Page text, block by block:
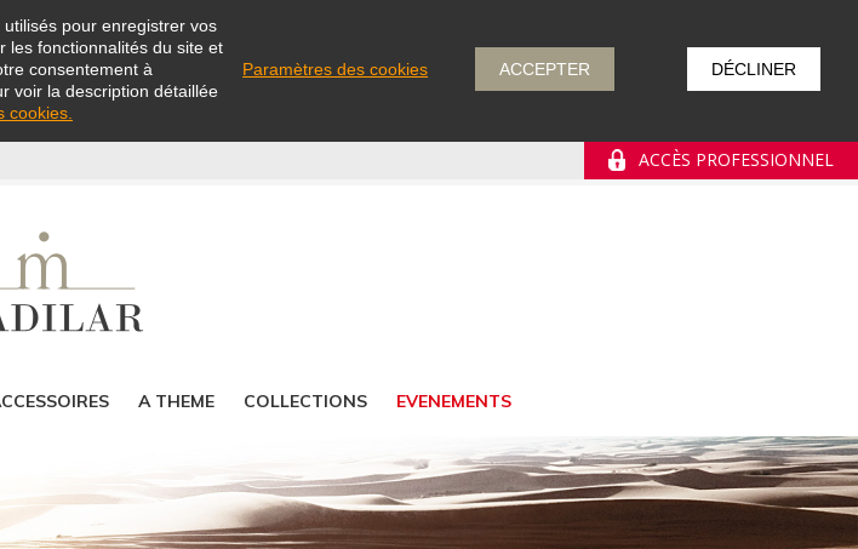
pour enregistrer vos
les fonctionnalités du site et
consentement à
voir la description détaillée
cookies.
Paramètres des cookies ACCEPTER DÉCLINER
ACCÈS PROFESSIONNEL
A THEME COLLECTIONS EVENEMENTS